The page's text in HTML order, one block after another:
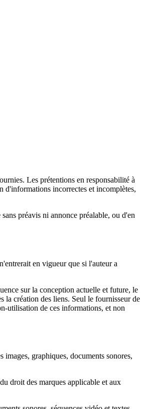
Les prétentions en responsabilité à
d'informations incorrectes et incomplètes,
préavis ni annonce préalable, ou d'en
en vigueur que si l'auteur a
sur la conception actuelle et future, le
la création des liens. Seul le fournisseur de
utilisation de ces informations, et non
images, graphiques, documents sonores,
droit des marques applicable et aux